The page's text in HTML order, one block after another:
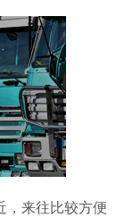
，来往比较方便